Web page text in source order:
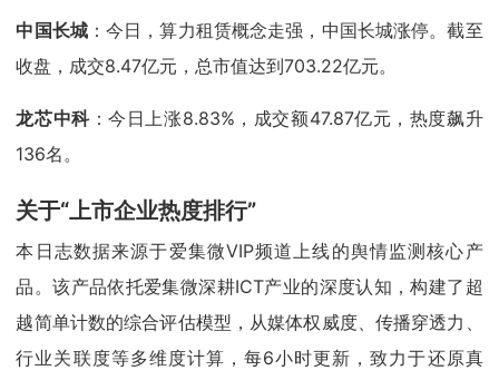
中国长城：今日，算力租赁概念走强，中国长城涨停。截至
收盘，成交8.47亿元，总市值达到703.22亿元。
龙芯中科：今日上涨8.83%，成交额47.87亿元，热度飙升
136名。
关于“上市企业热度排行”
本日志数据来源于爱集微VIP频道上线的舆情监测核心产
品。该产品依托爱集微深耕ICT产业的深度认知，构建了超
越简单计数的综合评估模型，从媒体权威度、传播穿透力、
行业关联度等多维度计算，每6小时更新，致力于还原真